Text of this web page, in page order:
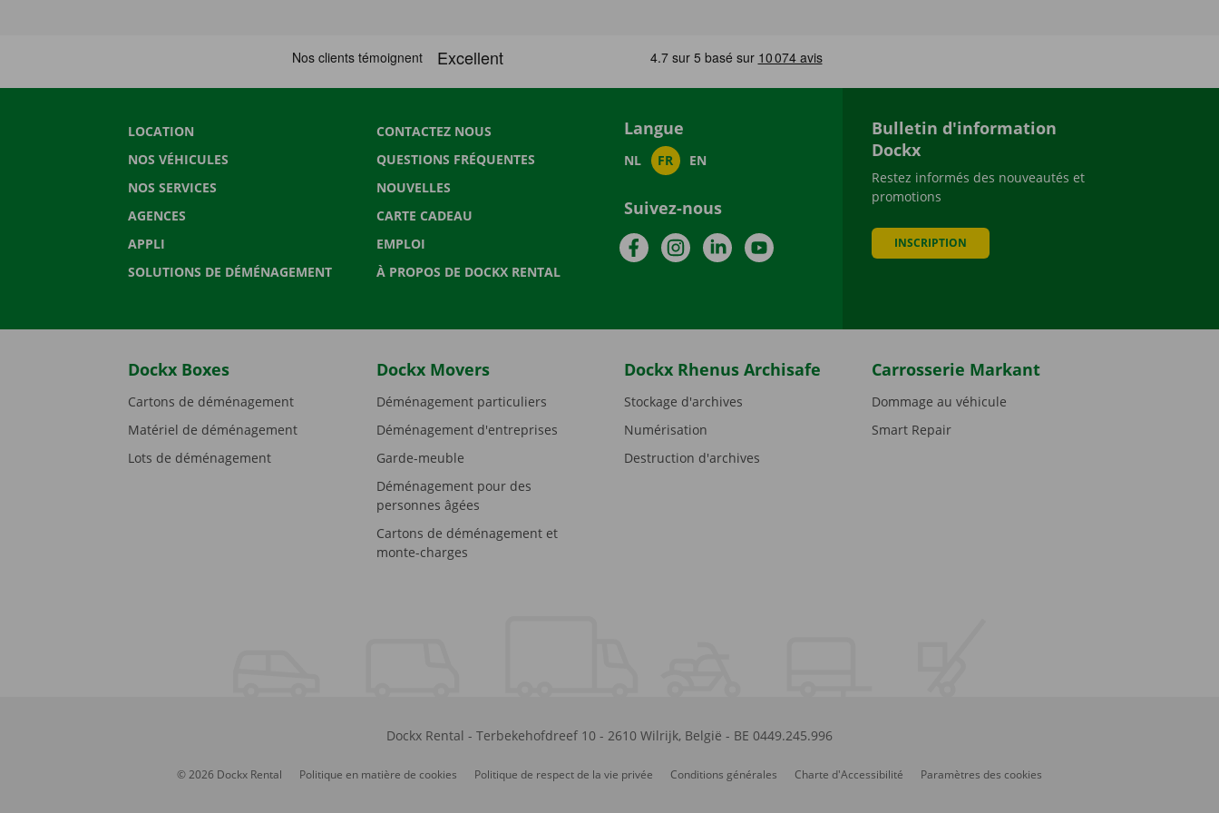
LOCATION
NOS VÉHICULES
NOS SERVICES
AGENCES
APPLI
SOLUTIONS DE DÉMÉNAGEMENT
CONTACTEZ NOUS
QUESTIONS FRÉQUENTES
NOUVELLES
CARTE CADEAU
EMPLOI
À PROPOS DE DOCKX RENTAL
Langue
NL FR EN
Suivez-nous
FacebookInstagramLinkedInYouTube
Bulletin d'information
Dockx
Restez informés des nouveautés et
promotions
INSCRIPTION
Dockx Boxes
Cartons de déménagement
Matériel de déménagement
Lots de déménagement
Dockx Movers
Déménagement particuliers
Déménagement d'entreprises
Garde-meuble
Déménagement pour des
personnes âgées
Cartons de déménagement et
monte-charges
Dockx Rhenus Archisafe
Stockage d'archives
Numérisation
Destruction d'archives
Carrosserie Markant
Dommage au véhicule
Smart Repair
Dockx Rental - Terbekehofdreef 10- 2610 Wilrijk, België - BE 0449.245.996
© 2026 Dockx Rental Politique en matière de cookies Politique de respect de la vie privée Conditions générales Charte d'Accessibilité Paramètres des cookies